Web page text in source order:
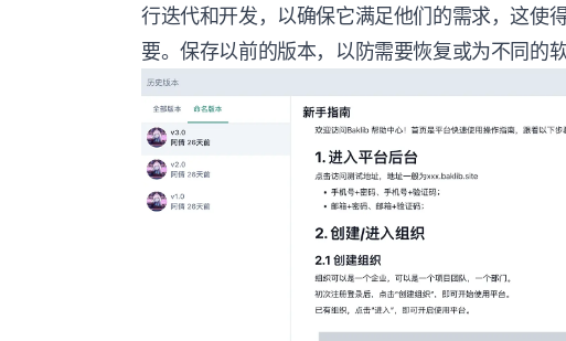
行迭代和开发，以确保它满足他们的需求，这使
要。保存以前的版本，以防需要恢复或为不同的